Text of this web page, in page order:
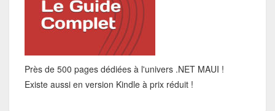
Près de 500 pages dédiées à l'univers .NET MAUI !
Existe aussi en version Kindle à prix réduit !